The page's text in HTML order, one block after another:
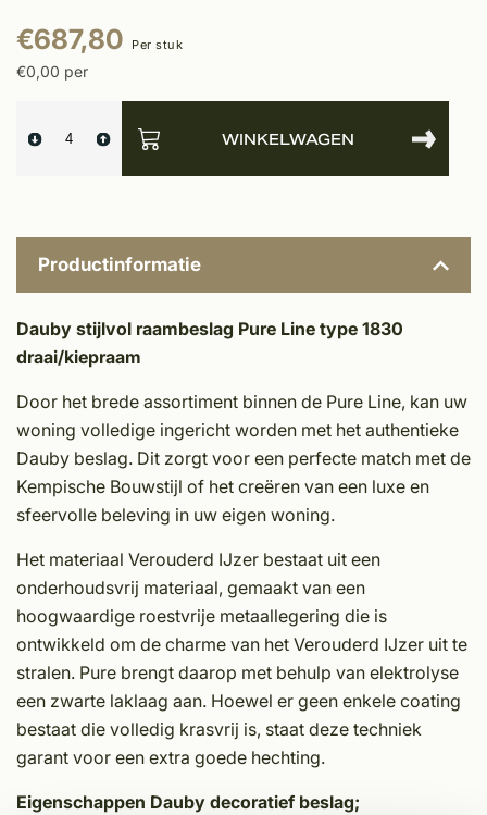
€687,80 Per stuk
€0,00 per
WINKELWAGEN
Productinformatie
Dauby stijlvol raambeslag Pure Line type 1830
draai/kiepraam
Door het brede assortiment binnen de Pure Line, kan uw
woning volledige ingericht worden met het authentieke
Dauby beslag. Dit zorgt voor een perfecte match met de
Kempische Bouwstijl of het creëren van een luxe en
sfeervolle beleving in uw eigen woning.
Het materiaal Verouderd IJzer bestaat uit een
onderhoudsvrij materiaal, gemaakt van een
hoogwaardige roestvrije metaallegering die is
ontwikkeld om de charme van het Verouderd IJzer uit te
stralen. Pure brengt daarop met behulp van elektrolyse
een zwarte laklaag aan. Hoewel er geen enkele coating
bestaat die volledig krasvrij is, staat deze techniek
garant voor een extra goede hechting.
Eigenschappen Dauby decoratief beslag;